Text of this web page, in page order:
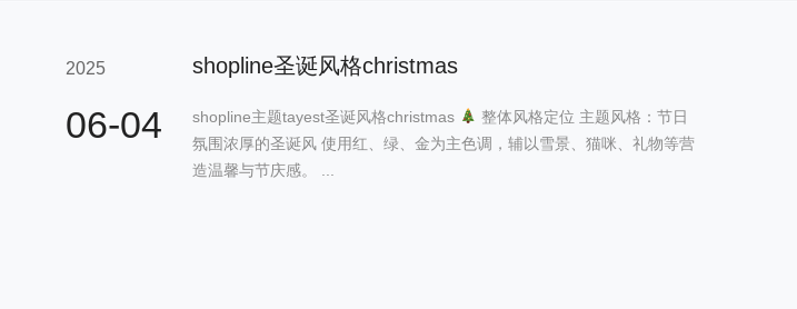
2025
06-04
shopline圣诞风格christmas
shopline主题tayest圣诞风格christmas
整体风格定位 主题风格：节日
氛围浓厚的圣诞风 使用红、绿、金为主色调，辅以雪景、猫咪、礼物等营
造温馨与节庆感。 ...